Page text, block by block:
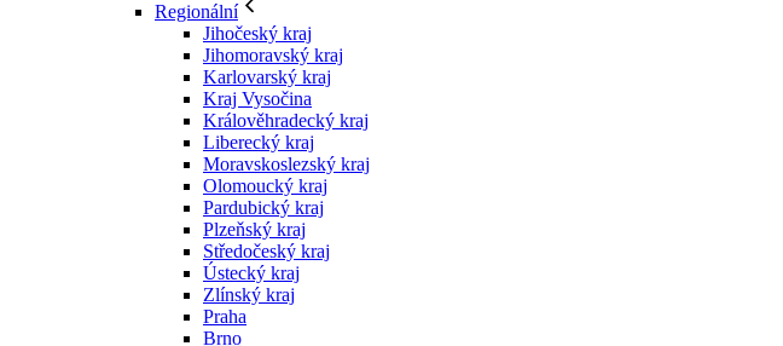
Regionální
Jihočeský kraj
Jihomoravský kraj
Karlovarský kraj
Kraj Vysočina
Králověhradecký kraj
Liberecký kraj
Moravskoslezský kraj
Olomoucký kraj
Pardubický kraj
Plzeňský kraj
Středočeský kraj
Ústecký kraj
Zlínský kraj
Praha
Brno